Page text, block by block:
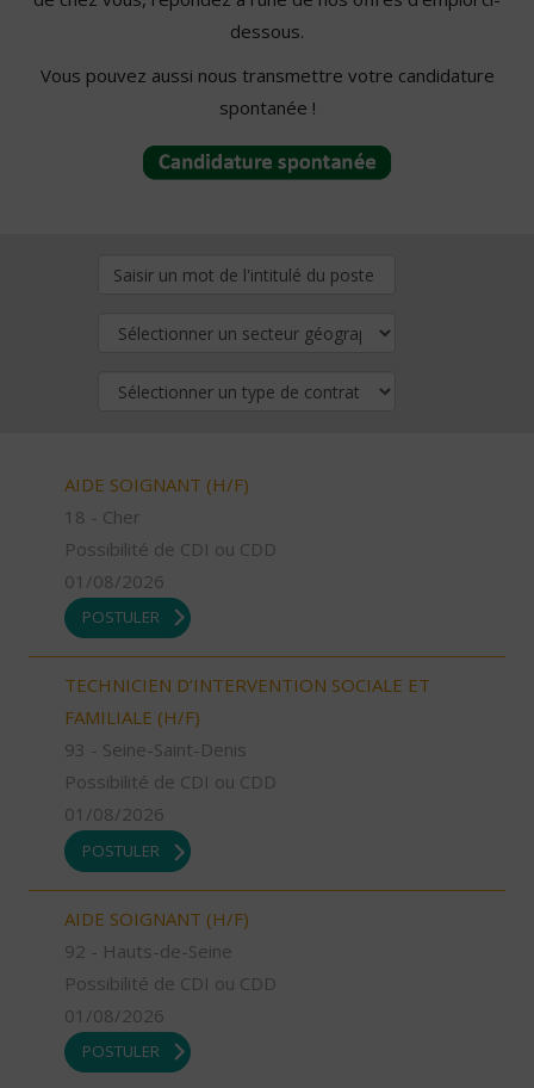
dessous.
Vous pouvez aussi nous transmettre votre candidature
spontanée !
AIDE SOIGNANT (H/F)
18 - Cher
Possibilité de CDI ou CDD
01/08/2026
POSTULER
TECHNICIEN D’INTERVENTION SOCIALE ET
FAMILIALE (H/F)
93 - Seine-Saint-Denis
Possibilité de CDI ou CDD
01/08/2026
POSTULER
AIDE SOIGNANT (H/F)
92 - Hauts-de-Seine
Possibilité de CDI ou CDD
01/08/2026
POSTULER